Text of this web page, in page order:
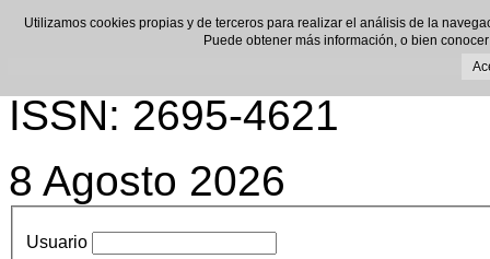
ISSN: 2695-4621
8 Agosto 2026
Usuario
Utilizamos cookies propias y de terceros para realizar el análisis de la
Puede obtener más información, o bien